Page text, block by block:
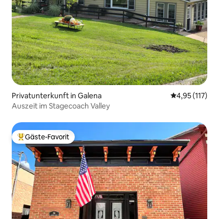
Privatunterkunft in Galena
4,95 (117)
Auszeit im Stagecoach Valley
Beliebter Gäste-Favorit.
Gäste-Favorit